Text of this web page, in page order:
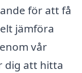
för att få
jämföra
vår
dig att hitta